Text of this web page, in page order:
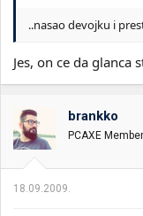
..nasao devojku i
Jes, on ce da glanca
brankko
PCAXE Member
18.09.2009.